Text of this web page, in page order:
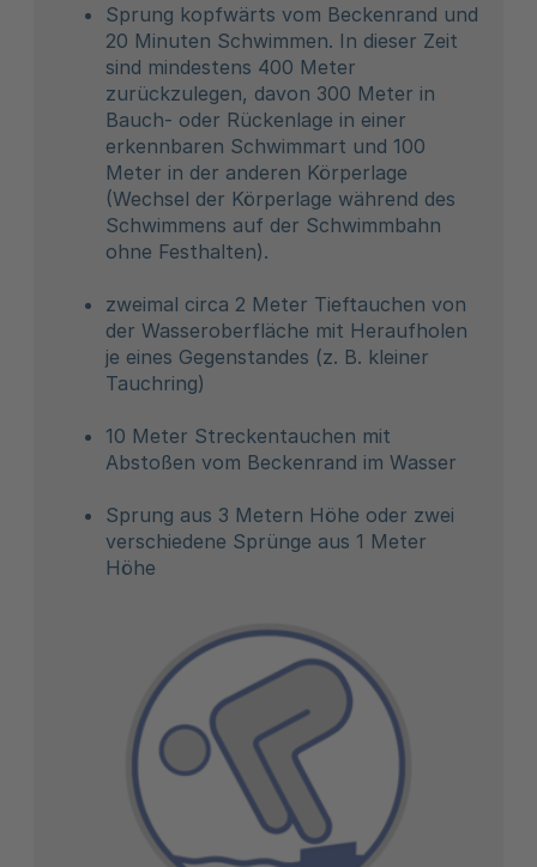
Sprung kopfwärts vom Beckenrand und
20 Minuten Schwimmen. In dieser Zeit
sind mindestens 400 Meter
zurückzulegen, davon 300 Meter in
Bauch- oder Rückenlage in einer
erkennbaren Schwimmart und 100
Meter in der anderen Körperlage
(Wechsel der Körperlage während des
Schwimmens auf der Schwimmbahn
ohne Festhalten).
zweimal circa 2 Meter Tieftauchen von
der Wasseroberfläche mit Heraufholen
je eines Gegenstandes (z. B. kleiner
Tauchring)
10 Meter Streckentauchen mit
Abstoßen vom Beckenrand im Wasser
Sprung aus 3 Metern Höhe oder zwei
verschiedene Sprünge aus 1 Meter
Höhe